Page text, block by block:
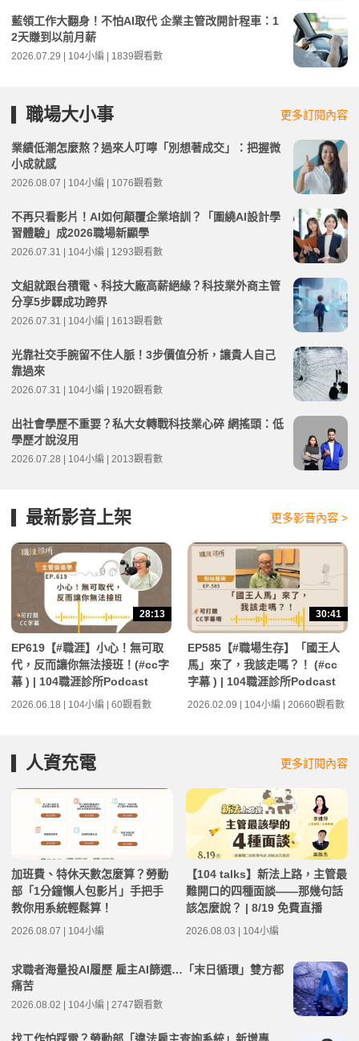
藍領工作大翻身！不怕AI取代 企業主管改開計程車：1
2天賺到以前月薪
2026.07.29 | 104小編 | 1839觀看數
職場大小事 更多訂閱內容
業績低潮怎麼熬？過來人叮嚀「別想著成交」：把握微
小成就感
2026.08.07 | 104小編 | 1076觀看數
不再只看影片！AI如何顛覆企業培訓？「圍繞AI設計學
習體驗」成2026職場新顯學
2026.07.31 | 104小編 | 1293觀看數
文組就跟台積電、科技大廠高薪絕緣？科技業外商主管
分享5步驟成功跨界
2026.07.31 | 104小編 | 1613觀看數
光靠社交手腕留不住人脈！3步價值分析，讓貴人自己
靠過來
2026.07.31 | 104小編 | 1920觀看數
出社會學歷不重要？私大女轉戰科技業心碎 網搖頭：低
學歷才說沒用
2026.07.28 | 104小編 | 2013觀看數
最新影音上架 更多影音內容 >
28:13
EP619【#職涯】小心！無可取
代，反而讓你無法接班！(#cc字
幕 ) | 104職涯診所Podcast
2026.06.18 | 104小編 | 60觀看數
30:41
EP585【#職場生存】「國王人
馬」來了，我該走嗎？！ (#cc
字幕 ) | 104職涯診所Podcast
2026.02.09 | 104小編 | 20660觀看數
人資充電 更多訂閱內容
加班費、特休天數怎麼算？勞動
部「1分鐘懶人包影片」手把手
教你用系統輕鬆算！
2026.08.07 | 104小編
【104 talks】新法上路，主管最
難開口的四種面談——那幾句話
該怎麼說？ | 8/19 免費直播
2026.08.03 | 104小編
求職者海量投AI履歷 雇主AI篩選…「末日循環」雙方都
痛苦
2026.08.02 | 104小編 | 2747觀看數